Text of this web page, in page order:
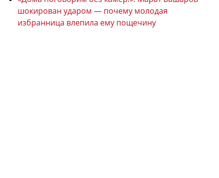
шокирован ударом — почему молодая
избранница влепила ему пощечину